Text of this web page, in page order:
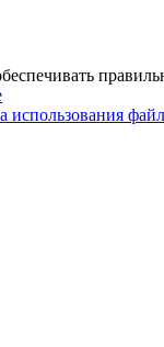
использования